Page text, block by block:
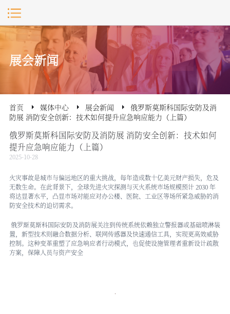
展会新闻
首页 媒体中心 展会新闻
俄罗斯莫斯科国际安防及消
防展 消防安全创新：技术如何提升应急响应能力（上篇）
俄罗斯莫斯科国际安防及消防展 消防安全创新：技术如何
提升应急响应能力（上篇）
2025-10-28
火灾事故是城市与偏远地区的重大挑战，每年造成数十亿美元财产损失，危及
无数生命。在此背景下，全球先进火灾探测与灭火系统市场规模预计 2030 年
将达显著水平，凸显市场对能应对办公楼、医院、工业区等场所紧急威胁的消
防安全技术的迫切需求。
俄罗斯莫斯科国际安防及消防展关注到传统系统依赖独立警报器或基础喷淋装
置，新型技术则融合数据分析、联网传感器及快速通信工具，实现更高效威胁
控制。这种变革重塑了应急响应者行动模式，也促使设施管理者重新设计疏散
方案，保障人员与资产安全